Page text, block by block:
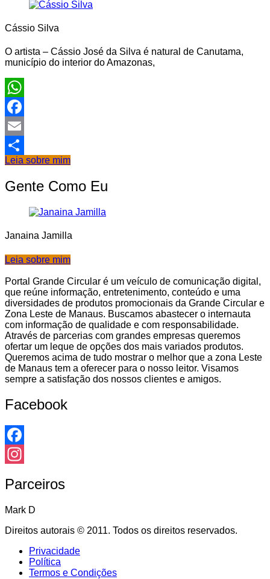
Cássio Silva
O artista – Cássio José da Silva é natural de Canutama,
município do interior do Amazonas,
WhatsApp
Facebook
Email
Share
Leia sobre mim
Gente Como Eu
Janaina Jamilla
Leia sobre mim
Portal Grande Circular é um veículo de comunicação digital,
que reúne informação, entretenimento, conteúdo e uma
diversidades de produtos promocionais da Grande Circular e
Zona Leste de Manaus. Buscamos abastecer o internauta
com informação de qualidade e com responsabilidade.
Através de parcerias com grandes empresas queremos
ofertar um leque de opções dos mais variados produtos.
Queremos acima de tudo mostrar o melhor que a zona Leste
de Manaus tem a oferecer para o nosso leitor. Visamos
sempre a satisfação dos nossos clientes e amigos.
Facebook
Facebook
Parceiros
Mark D
Direitos autorais © 2011. Todos os direitos reservados.
Privacidade
Política
Termos e Condições